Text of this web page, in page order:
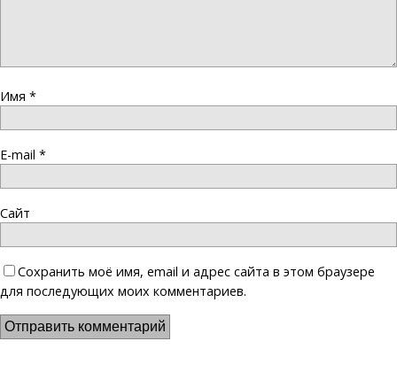
Имя *
E-mail *
Сайт
Сохранить моё имя, email и адрес сайта в этом браузере
для последующих моих комментариев.